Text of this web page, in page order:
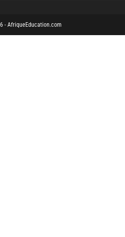
- AfriqueEducation.com